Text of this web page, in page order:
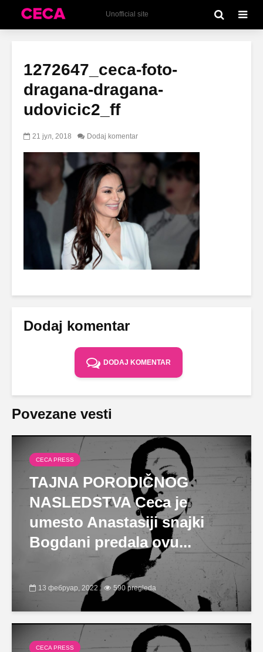
Unofficial site
1272647_ceca-foto-
dragana-dragana-
udovicic2_ff
21 јул, 2018 Dodaj komentar
Dodaj komentar
DODAJ KOMENTAR
Povezane vesti
CECA PRESS
TAJNA PORODIČNOG
NASLEDSTVA Ceca je
umesto Anastasiji snajki
Bogdani predala ovu...
13 фебруар, 2022 590 pregleda
CECA PRESS